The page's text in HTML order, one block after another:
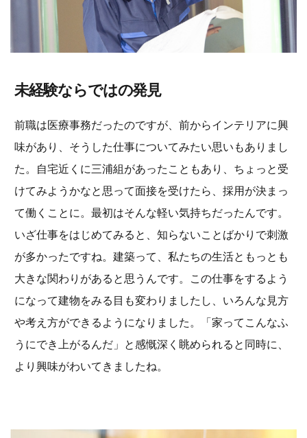
未経験ならではの発見
前職は医療事務だったのですが、前からインテリアに興
味があり、そうした仕事についてみたい思いもありまし
た。自宅近くに三浦組があったこともあり、ちょっと受
けてみようかなと思って面接を受けたら、採用が決まっ
て働くことに。最初はそんな軽い気持ちだったんです。
いざ仕事をはじめてみると、知らないことばかりで刺激
が多かったですね。建築って、私たちの生活ともっとも
大きな関わりがあると思うんです。この仕事をするよう
になって建物をみる目も変わりましたし、いろんな見方
や考え方ができるようになりました。「家ってこんなふ
うにでき上がるんだ」と感慨深く眺められると同時に、
より興味がわいてきましたね。